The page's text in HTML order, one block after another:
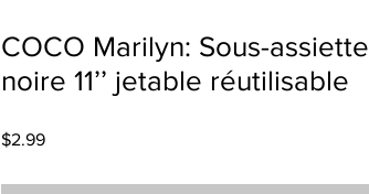
COCO Marilyn: Sous-assiette
noire 11’’ jetable réutilisable
$2.99Price